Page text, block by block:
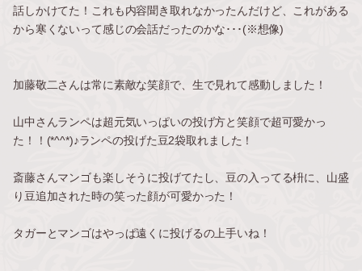
話しかけてた！これも内容聞き取れなかったんだけど、これがある
から寒くないって感じの会話だったのかな･･･(※想像)
加藤敬二さんは常に素敵な笑顔で、生で見れて感動しました！
山中さんランペは超元気いっぱいの投げ方と笑顔で超可愛かっ
た！！(*^^*)♪ランペの投げた豆2袋取れました！
斎藤さんマンゴも楽しそうに投げてたし、豆の入ってる枡に、山盛
り豆追加された時の笑った顔が可愛かった！
タガーとマンゴはやっぱ遠くに投げるの上手いね！